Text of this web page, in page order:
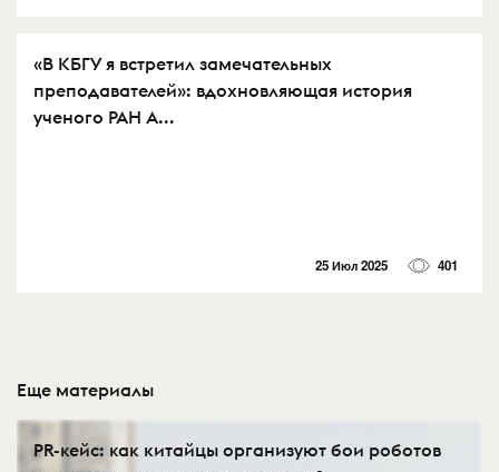
«В КБГУ я встретил замечательных
преподавателей»: вдохновляющая история
ученого РАН А...
25 Июл 2025 401
Еще материалы
PR-кейс: как китайцы организуют бои роботов